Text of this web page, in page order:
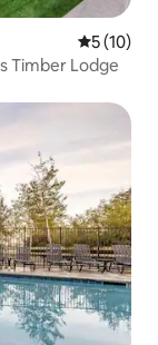
5 de uma
5 (10)
Timber Lodge